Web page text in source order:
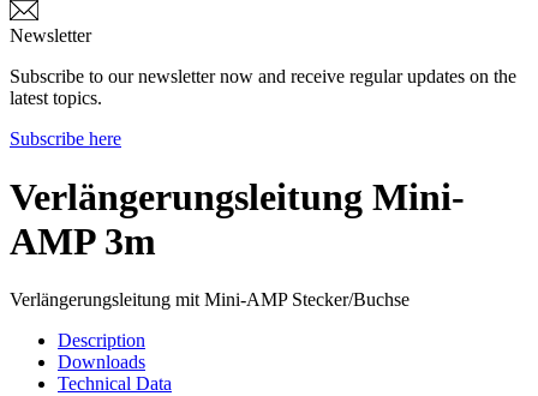
Newsletter
Subscribe to our newsletter now and receive regular updates on the
latest topics.
Subscribe here
Verlängerungsleitung Mini-
AMP 3m
Verlängerungsleitung mit Mini-AMP Stecker/Buchse
Description
Downloads
Technical Data